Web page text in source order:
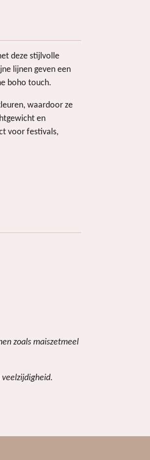
deze stijlvolle
lijnen geven een
boho touch.
waardoor ze
en
voor festivals,
zoals maiszetmeel